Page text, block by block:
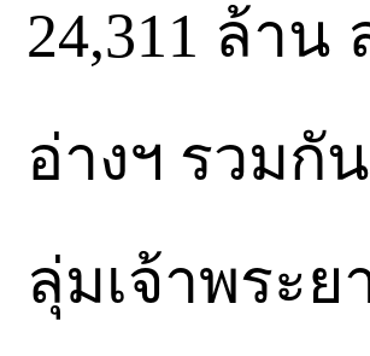
24,311 ล้าน
อ่างฯ รวมกั
ลุ่มเจ้าพระย